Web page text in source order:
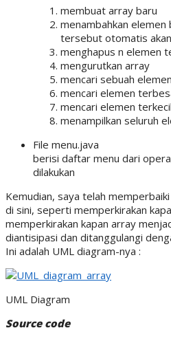
membuat array baru
menambahkan
tersebut otomatis
menghapus n elemen
mengurutkan array
mencari sebuah
mencari elemen
mencari elemen terkecil
menampilkan seluruh
File menu.java
berisi daftar menu dari
dilakukan
Kemudian, saya telah
di sini, seperti memperkirakan
memperkirakan kapan array
diantisipasi dan ditanggulangi
Ini adalah UML diagram-nya :
UML Diagram
Source code